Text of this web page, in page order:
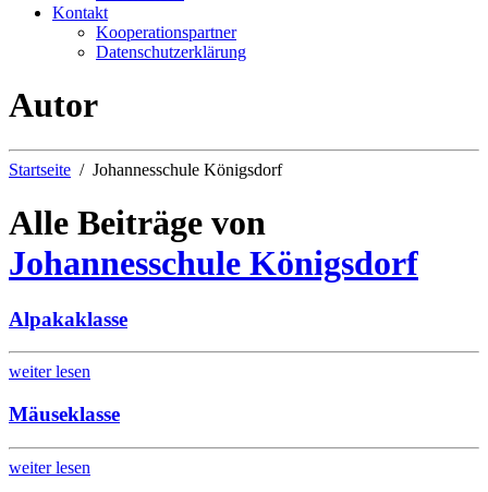
Kontakt
Kooperationspartner
Datenschutzerklärung
Autor
Startseite Johannesschule Königsdorf
Alle Beiträge von
Johannesschule Königsdorf
Alpakaklasse
weiter lesen
Mäuseklasse
weiter lesen